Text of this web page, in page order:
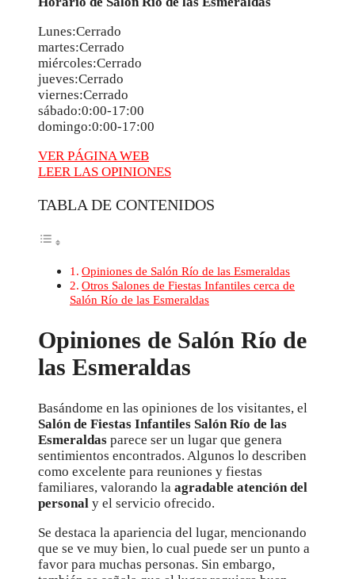
Lunes:Cerrado
martes:Cerrado
miércoles:Cerrado
jueves:Cerrado
viernes:Cerrado
sábado:0:00-17:00
domingo:0:00-17:00
VER PÁGINA WEB
LEER LAS OPINIONES
TABLA DE CONTENIDOS
Opiniones de Salón Río de las Esmeraldas
Otros Salones de Fiestas Infantiles cerca de
Salón Río de las Esmeraldas
Opiniones de Salón Río de
las Esmeraldas
Basándome en las opiniones de los visitantes, el
Salón de Fiestas Infantiles Salón Río de las
Esmeraldas parece ser un lugar que genera
sentimientos encontrados. Algunos lo describen
como excelente para reuniones y fiestas
familiares, valorando la agradable atención del
personal y el servicio ofrecido.
Se destaca la apariencia del lugar, mencionando
que se ve muy bien, lo cual puede ser un punto a
favor para muchas personas. Sin embargo,